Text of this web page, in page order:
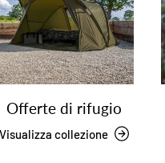
Offerte di rifugio
Visualizza collezione